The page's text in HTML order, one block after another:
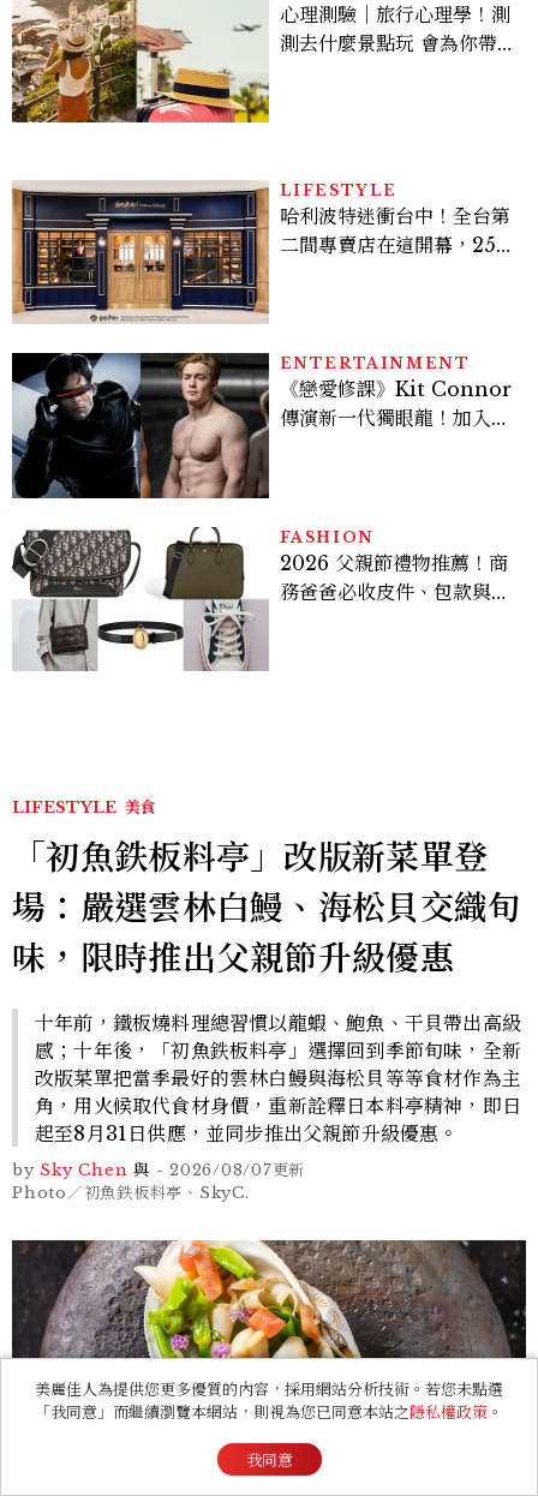
心理測驗｜旅行心理學！測
測去什麼景點玩 會為你帶來
LIFESTYLE
哈利波特迷衝台中！全台第
二間專賣店在這開幕，25週
ENTERTAINMENT
《戀愛修課》Kit Connor
傳演新一代獨眼龍！加入新
FASHION
2026 父親節禮物推薦！商
務爸爸必收皮件、包款與鞋
LIFESTYLE 美食
「初魚鉄板料亭」改版新菜單登
場：嚴選雲林白鰻、海松貝交織旬
味，限時推出父親節升級優惠
十年前，鐵板燒料理總習慣以龍蝦、鮑魚、干貝帶出高級
感；十年後，「初魚鉄板料亭」選擇回到季節旬味，全新
改版菜單把當季最好的雲林白鰻與海松貝等等食材作為主
角，用火候取代食材身價，重新詮釋日本料亭精神，即日
起至8月31日供應，並同步推出父親節升級優惠。
by Sky Chen 與 - 2026/08/07更新
Photo／初魚鉄板料亭、SkyC.
美麗佳人為提供您更多優質的內容，採用網站分析技術。若您未點選
「我同意」而繼續瀏覽本網站，則視為您已同意本站之隱私權政策 。
我同意